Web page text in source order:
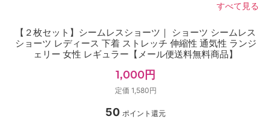
すべて見る
【２枚セット】シームレスショーツ｜ ショーツ シームレス
ショーツ レディース 下着 ストレッチ 伸縮性 通気性 ランジ
ェリー 女性 レギュラー【メール便送料無料商品】
1,000円
定価 1,580円
50 ポイント還元